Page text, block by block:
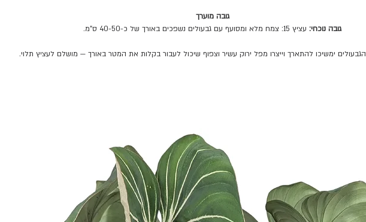
ומטופח, עם ליווי בווטסאפ לכל שאלה. מה שאתם רואים בתמונה זה בדיוק מה
שתקבלו.
גובה מוערך
גובה נוכחי: עציץ 15: צמח מלא ומסועף עם גבעולים נשפכים באורך של כ-40-50 ס"מ.
הגבעולים ימשיכו להתארך וייצרו מפל ירוק עשיר וצפוף שיכול לעבור בקלות את המטר באורך — מושלם לעציץ תלוי.